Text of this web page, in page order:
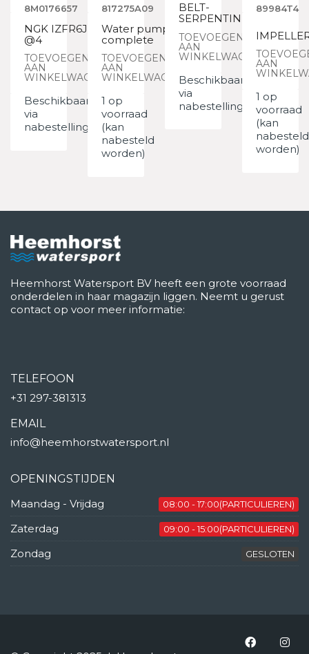
8M0176657
NGK IZFR6J
@4
TOEVOEGEN
AAN
WINKELWAGEN
Beschikbaar
via
nabestelling
817275A09
Water pump
complete
TOEVOEGEN
AAN
WINKELWAGEN
1 op
voorraad
(kan
nabesteld
worden)
BELT-
SERPENTINE
TOEVOEGEN
AAN
WINKELWAGEN
Beschikbaar
via
nabestelling
89984T4
AAN
1 op
voorraad
(kan
nabesteld
worden)
Heemhorst Watersport BV heeft een grote voorraad
onderdelen in haar magazijn liggen. Neemt u gerust
contact op voor meer informatie:
TELEFOON
+31 297-381313
EMAIL
info@heemhorstwatersport.nl
OPENINGSTIJDEN
Maandag - Vrijdag
08:00 - 17:00(PARTICULIEREN)
Zaterdag 09:00 - 15:00(PARTICULIEREN)
Zondag GESLOTEN